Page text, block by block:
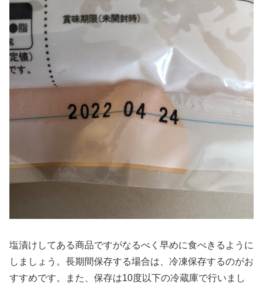
塩漬けしてある商品ですがなるべく早めに食べきるように
しましょう。長期間保存する場合は、冷凍保存するのがお
すすめです。また、保存は10度以下の冷蔵庫で行いまし